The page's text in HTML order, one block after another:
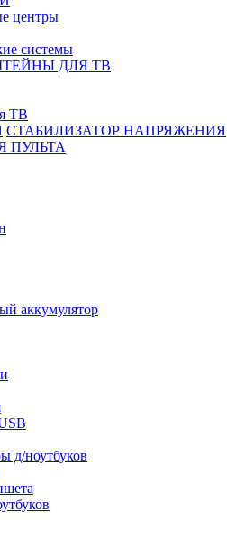
центры
системы
ДЛЯ ТВ
ТВ
СТАБИЛИЗАТОР НАПРЯЖЕНИЯ
ПУЛЬТА
аккумулятор
д/ноутбуков